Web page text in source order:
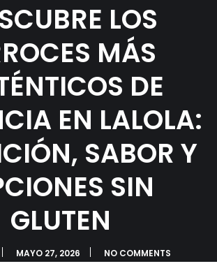
LOS
MÁS
DE
EN LALOLA:
SABOR Y
SIN
GLUTEN
MAYO 27, 2026 NO COMMENTS